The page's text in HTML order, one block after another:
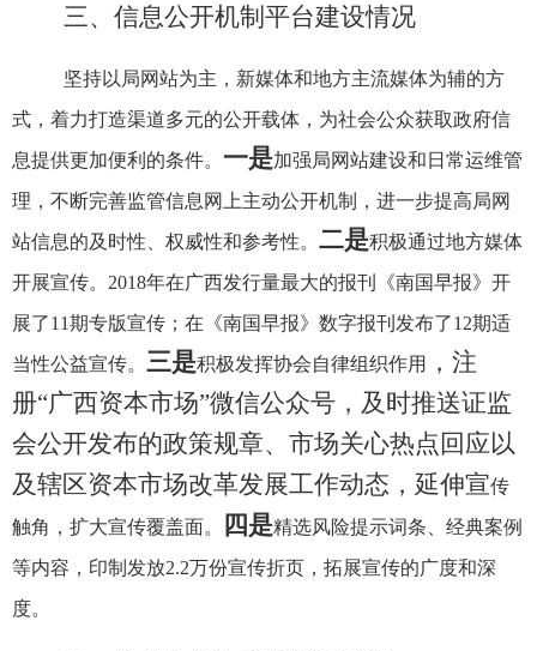
三、信息公开机制平台建设情况
坚持以局网站为主，新媒体和地方主流媒体为辅的方
式，着力打造渠道多元的公开载体，为社会公众获取政府信
息提供更加便利的条件。 一是加强局网站建设和日常运维管
理，不断完善监管信息网上主动公开机制，进一步提高局网
站信息的及时性、权威性和参考性。 二是积极通过地方媒体
开展宣传。 2018年在广西发行量最大的报刊《南国早报》开
展了11期专版宣传；在《南国早报》数字报刊发布了12期适
当性公益宣传。 三是积极发挥协会自律组织作用
，注
册“广西资本市场”微信公众号，及时推送证监
会公开发布的政策规章、市场关心热点回应以
及辖区资本市场改革发展工作动态，延伸宣传
触角，扩大宣传覆盖面。
四是精选风险提示词条、经典案例
等内容，印制发放2.2万份宣传折页，拓展宣传的广度和深
度。